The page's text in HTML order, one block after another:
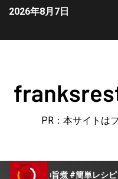
2026年8月7日
PR：本サイトは
旨煮 #簡単レシピ #料理 #ク